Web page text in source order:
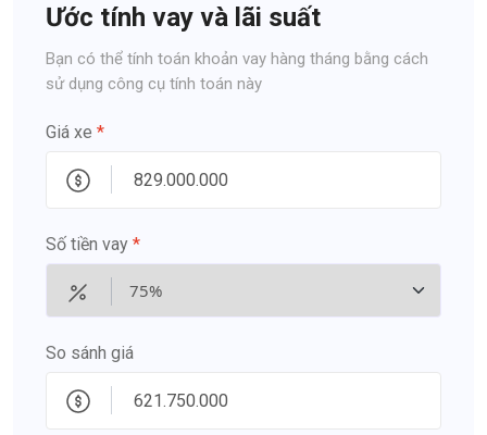
Ước tính vay và lãi suất
Bạn có thể tính toán khoản vay hàng tháng bằng cách
sử dụng công cụ tính toán này
Giá xe *
Số tiền vay *
So sánh giá